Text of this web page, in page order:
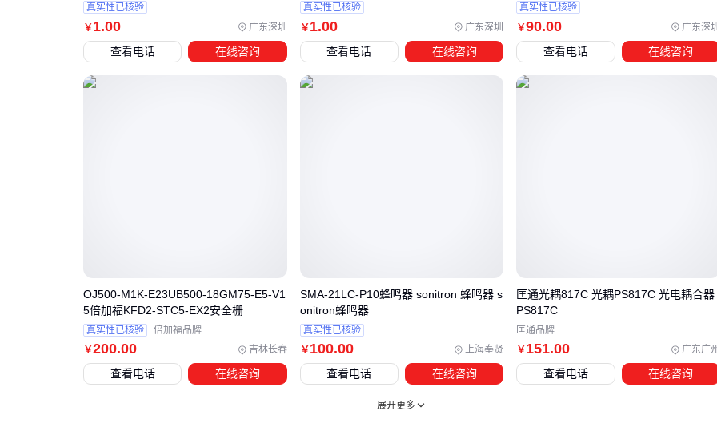
APC）的接口混用会导致回波损耗差异明显。 更隐蔽的问题是
的选择：在狭小空间布线的场景中，普通PVC
套管可能因弯曲半径不足导致纤芯微裂，而高密度HDPE材料
的套管则能更好地维持光纤的物理特性。
光纤跳线与保护方案，能让点对点传输的稳定性提升一个层
级。接下来需要关注的是：如何在日常操作中避免人为因素导
五、热插拔操作有哪些容易被忽视的风险？
虽然现代点对点光模块普遍支持热插拔，但带电操作时的静电
￥1.00 广东深圳
真实性已核验
查看电话 在线咨询
￥1.00 广东深圳
真实性已核验
查看电话 在线咨询
￥90.00 广东深
真实性已核验
查看电话 在线咨询
￥200.00 吉林长春
OJ500-M1K-E23UB500-18GM75-E5-V1
5倍加福KFD2-STC5-EX2安全栅
真实性已核验 倍加福品牌
查看电话 在线咨询
￥ 100.00 上海奉贤
SMA-21LC-P10蜂鸣器 sonitron 蜂鸣器 s
onitron蜂鸣器
真实性已核验
查看电话 在线咨询
￥ 151.00 广东广
匡通光耦817C 光耦PS817C 光电耦合器
PS817C
匡通品牌
查看电话 在线咨询
展开更多